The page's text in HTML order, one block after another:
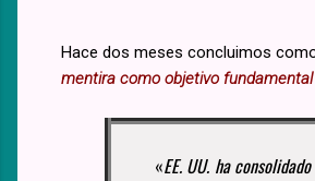
Hace dos meses concluimos
mentira como objetivo
«EE. UU. ha